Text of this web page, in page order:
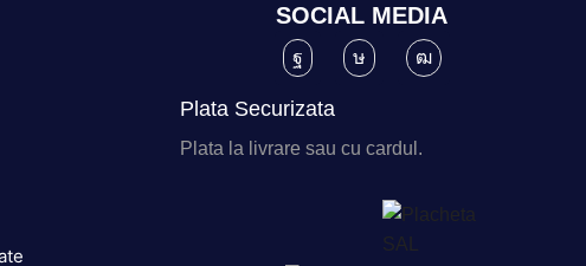
SOCIAL MEDIA
Plata Securizata
Plata la livrare sau cu cardul.